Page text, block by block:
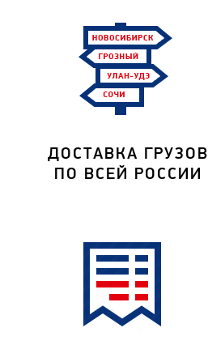
ДОСТАВКА ГРУЗОВ
ПО ВСЕЙ РОССИИ